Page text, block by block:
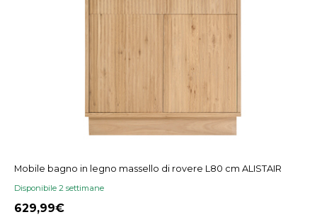
Mobile bagno in legno massello di rovere L80 cm ALISTAIR
Disponibile 2 settimane
629,99